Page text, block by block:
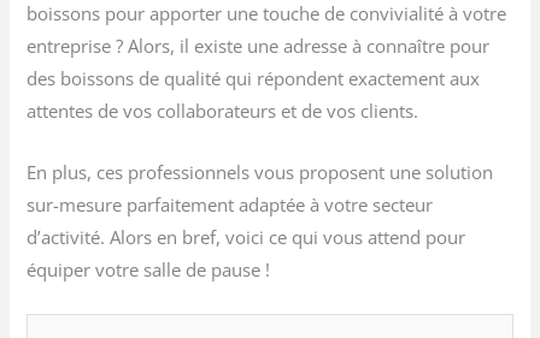
boissons pour apporter une touche de convivialité à votre
entreprise ? Alors, il existe une adresse à connaître pour
des boissons de qualité qui répondent exactement aux
attentes de vos collaborateurs et de vos clients.
En plus, ces professionnels vous proposent une solution
sur-mesure parfaitement adaptée à votre secteur
d’activité. Alors en bref, voici ce qui vous attend pour
équiper votre salle de pause !